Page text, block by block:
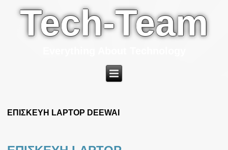
Tech-Team
ΕΠΙΣΚΕΥΗ LAPTOP DEEWAI